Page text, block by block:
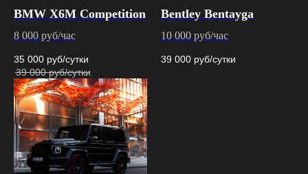
BMW X6M Competition
8 000 руб/час
35 000
руб/сутки
39 000
руб/сутки
Bentley Bentayga
10 000 руб/час
39 000 руб/сутки